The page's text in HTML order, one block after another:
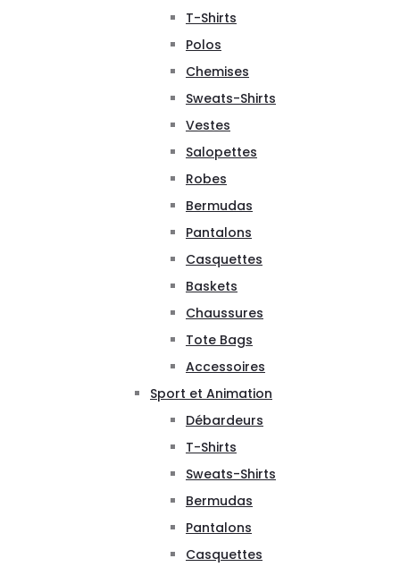
T-Shirts
Polos
Chemises
Sweats-Shirts
Vestes
Salopettes
Robes
Bermudas
Pantalons
Casquettes
Baskets
Chaussures
Tote Bags
Accessoires
Sport et Animation
Débardeurs
T-Shirts
Sweats-Shirts
Bermudas
Pantalons
Casquettes